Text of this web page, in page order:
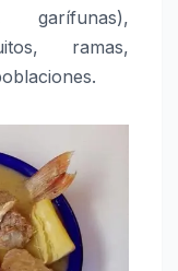
garífunas),
ramas,